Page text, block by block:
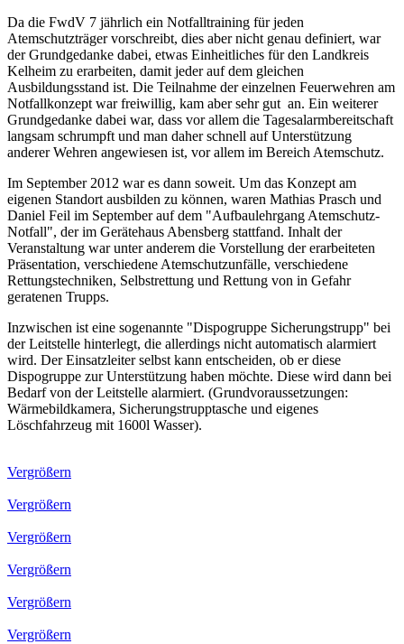
Da die FwdV 7 jährlich ein Notfalltraining für jeden
Atemschutzträger vorschreibt, dies aber nicht genau definiert, war
der Grundgedanke dabei, etwas Einheitliches für den Landkreis
Kelheim zu erarbeiten, damit jeder auf dem gleichen
Ausbildungsstand ist. Die Teilnahme der einzelnen Feuerwehren am
Notfallkonzept war freiwillig, kam aber sehr gut an. Ein weiterer
Grundgedanke dabei war, dass vor allem die Tagesalarmbereitschaft
langsam schrumpft und man daher schnell auf Unterstützung
anderer Wehren angewiesen ist, vor allem im Bereich Atemschutz.
Im September 2012 war es dann soweit. Um das Konzept am
eigenen Standort ausbilden zu können, waren Mathias Prasch und
Daniel Feil im September auf dem "Aufbaulehrgang Atemschutz-
Notfall", der im Gerätehaus Abensberg stattfand. Inhalt der
Veranstaltung war unter anderem die Vorstellung der erarbeiteten
Präsentation, verschiedene Atemschutzunfälle, verschiedene
Rettungstechniken, Selbstrettung und Rettung von in Gefahr
geratenen Trupps.
Inzwischen ist eine sogenannte "Dispogruppe Sicherungstrupp" bei
der Leitstelle hinterlegt, die allerdings nicht automatisch alarmiert
wird. Der Einsatzleiter selbst kann entscheiden, ob er diese
Dispogruppe zur Unterstützung haben möchte. Diese wird dann bei
Bedarf von der Leitstelle alarmiert. (Grundvoraussetzungen:
Wärmebildkamera, Sicherungstrupptasche und eigenes
Löschfahrzeug mit 1600l Wasser).
Vergrößern
Vergrößern
Vergrößern
Vergrößern
Vergrößern
Vergrößern